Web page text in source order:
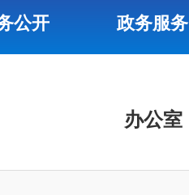
公开 政务服务
办公室